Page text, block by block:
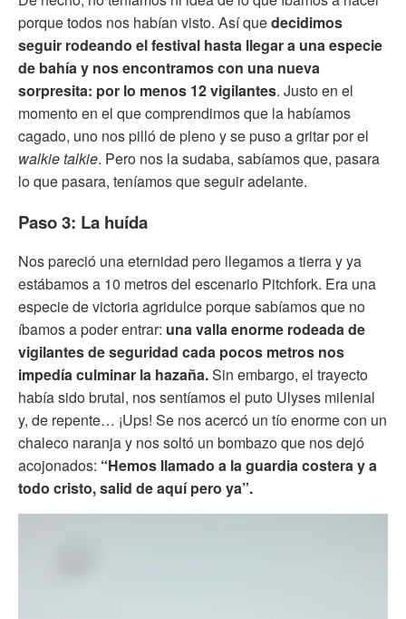
porque todos nos habían visto. Así quedecidimos
seguir rodeando el festival hasta llegar a una especie
de bahía y nos encontramos con una nueva
sorpresita: por lo menos 12 vigilantes. Justo en el
momento en el que comprendimos que la habíamos
cagado, uno nos pilló de pleno y se puso a gritar por el
walkie talkie. Pero nos la sudaba, sabíamos que, pasara
lo que pasara, teníamos que seguir adelante.
Paso 3: La huída
Nos pareció una eternidad pero llegamos a tierra y ya
estábamos a 10 metros del escenario Pitchfork. Era una
especie de victoria agridulce porque sabíamos que no
íbamos a poder entrar: una valla enorme rodeada de
vigilantes de seguridad cada pocos metros nos
impedía culminar la hazaña.Sin embargo, el trayecto
había sido brutal, nos sentíamos el puto Ulyses milenial
y, de repente… ¡Ups! Se nos acercó un tío enorme con un
chaleco naranja y nos soltó un bombazo que nos dejó
acojonados: “Hemos llamado a la guardia costera y a
todo cristo, salid de aquí pero ya”.